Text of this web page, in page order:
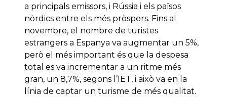
a principals emissors, i Rússia i els països
nòrdics entre els més pròspers. Fins al
novembre, el nombre de turistes
estrangers a Espanya va augmentar un 5%,
però el més important és que la despesa
total es va incrementar a un ritme més
gran, un 8,7%, segons l’IET, i això va en la
línia de captar un turisme de més qualitat.